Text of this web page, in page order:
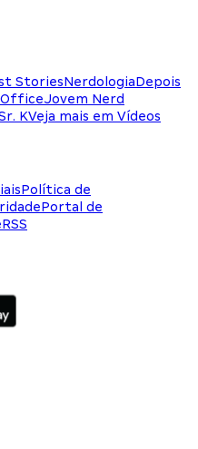
StoriesNerdologiaDepois
Jovem Nerd
KVeja mais em Vídeos
Política de
Portal de
RSS